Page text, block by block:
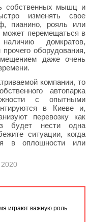
собственных мышц и
изменять свое
пианино, рояль или
может перемещаться в
домкратов,
оборудования,
даже очень
компании, то
автопарка
с опытными
в Киеве и,
перевозку как
будет нести одна
ситуации, когда
в оплошности или
2020
играют важную роль